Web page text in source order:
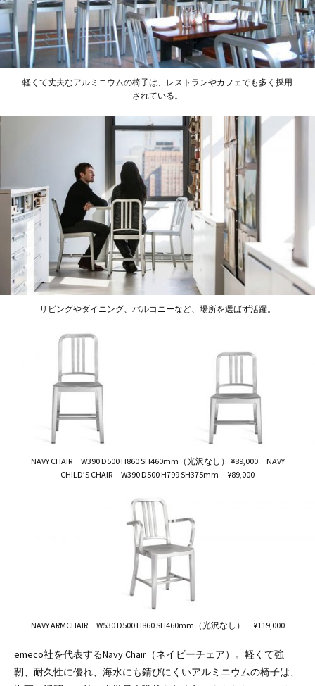
軽くて丈夫なアルミニウムの椅子は、レストランやカフェでも多く採用
されている。
リビングやダイニング、バルコニーなど、場所を選ばず活躍。
NAVY CHAIR W390 D500 H860 SH460mm（光沢なし） ¥89,000 NAVY
CHILD’S CHAIR W390 D500 H799 SH375mm ¥89,000
NAVY ARMCHAIR W530 D500 H860 SH460mm（光沢なし） ¥119,000
emeco社を代表するNavy Chair（ネイビーチェア）。軽くて強
靭、耐久性に優れ、海水にも錆びにくいアルミニウムの椅子は、